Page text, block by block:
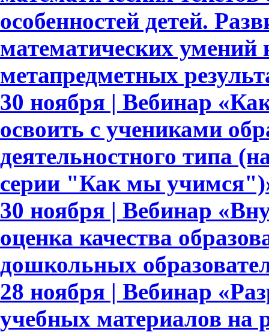
особенностей детей.
математических умений
метапредметных
30 ноября | Вебинар
освоить с учениками
деятельностного типа
серии "Как мы
30 ноября | Вебинар
оценка качества
дошкольных
28 ноября | Вебинар
учебных материалов на